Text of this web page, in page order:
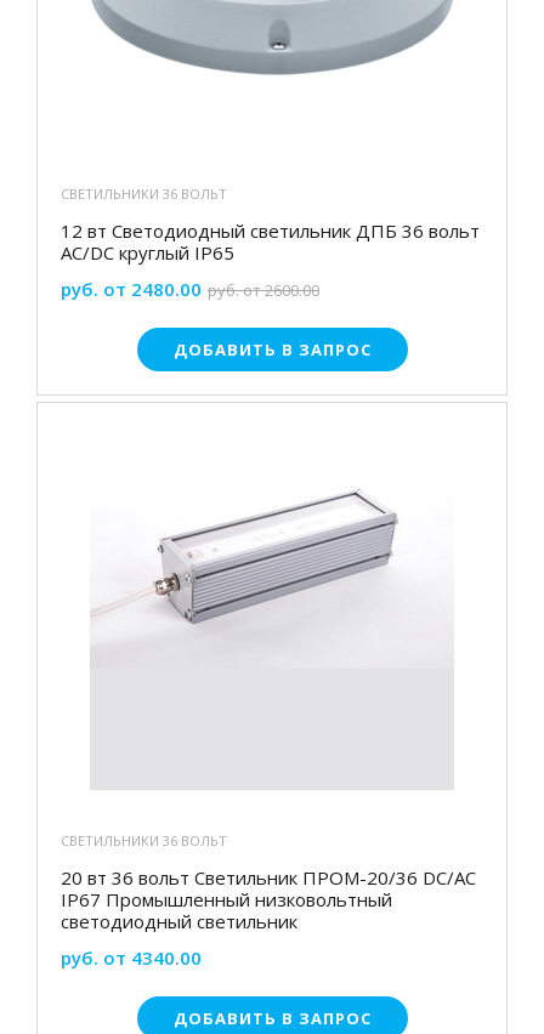
СВЕТИЛЬНИКИ 36 ВОЛЬТ
12 вт Светодиодный светильник ДПБ 36 вольт
AC/DC круглый IP65
руб. от 2480.00 руб. от 2600.00
ДОБАВИТЬ В ЗАПРОС
СВЕТИЛЬНИКИ 36 ВОЛЬТ
20 вт 36 вольт Светильник ПРОМ-20/36 DC/AC
IP67 Промышленный низковольтный
светодиодный светильник
руб. от 4340.00
ДОБАВИТЬ В ЗАПРОС